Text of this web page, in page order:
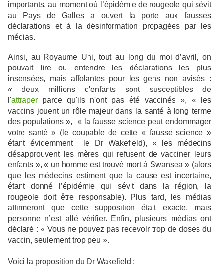
importants, au moment où l’épidémie de rougeole qui sévit
au Pays de Galles a ouvert la porte aux fausses
déclarations et à la désinformation propagées par les
médias.
Ainsi, au Royaume Uni, tout au long du moi d’avril, on
pouvait lire ou entendre les déclarations les plus
insensées, mais affolantes pour les gens non avisés :
« deux millions d'enfants sont susceptibles de
l'attraper parce qu'ils n'ont pas été vaccinés », « les
vaccins jouent un rôle majeur dans la santé à long terme
des populations », « la fausse science peut endommager
votre santé » (le coupable de cette « fausse science »
étant évidemment le Dr Wakefield), « les médecins
désapprouvent les mères qui refusent de vacciner leurs
enfants », « un homme est trouvé mort à Swansea » (alors
que les médecins estiment que la cause est incertaine,
étant donné l’épidémie qui sévit dans la région, la
rougeole doit être responsable). Plus tard, les médias
affirmeront que cette supposition était exacte, mais
personne n’est allé vérifier. Enfin, plusieurs médias ont
déclaré : « Vous ne pouvez pas recevoir trop de doses du
vaccin, seulement trop peu ».
Voici la proposition du Dr Wakefield :